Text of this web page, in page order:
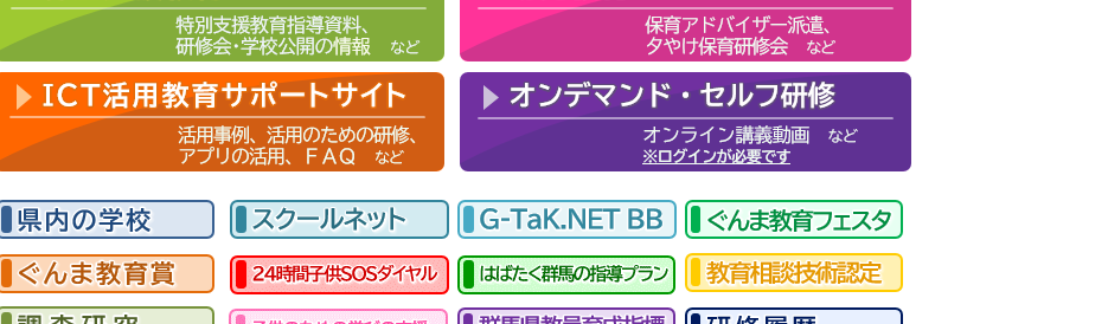
・R07.09.08 「3020 算数・数学科研修講座」9/24の申し込みを終了いたします。
・R07.09.05 「3030 社会科・地歴公民科研修講座」9/26の申し込みを終了いたします。
・R07.08.07 「3290 幼児教育と小学校をつなぐ研修講座」 8/19の申込みを終了いたします。
・R07.08.04 「3310 学校事務職員スキルアップ研修講座」 9/26の申込受付を終了いたします。
・R07.07.30 「3330 県立学校公仕研修講座」の受講申込者の受付を終了いたします。
R07.07.11 「3340 見る・触れる・体験する環境教育研修講座」の受講申込者の受付を終了いたしま
す。・R07.07.10 8/6「3150
英語科研修講座」の受講申込者の受付を終了いたします。
・R07.07.09 令和８年度教育研修員の募集要項および応募様式、研修プログラムを掲載しました。詳しくは
覧ください。
・R07.07.08 8/6「3100 家庭科研修講座」の受講申込者の受付を終了いたします。
・R07.07.01 「3320 専門性を高める学校図書館担当職員研修講座」の受講申込者の受付を終了いたします。
・R07.06.20 「3360 ICTスキルアップ研修講座」6/27「情報モラル：学校に関わる著作権（オンライン）」の詳細を掲載
いたしました。研修講座バナーからアクセスして内容をご確認ください。
・R07.06.13 「3360 ICTスキルアップ研修講座」6/20「情報モラル：明日から実践できる情報モラル（オンライン）」の
詳細を掲載いたしました。研修講座バナーからアクセスして内容をご確認ください。
・R07.05.27 「3090 技術科研修講座」8/4（集合研修）の受講申込者が定員に達したため、受講申込の受付を終了いたし